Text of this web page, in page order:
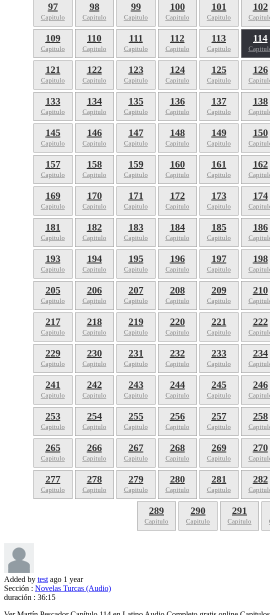
97
Capitulo
98
Capitulo
99
Capitulo
100
Capitulo
101
Capitulo
102
109
Capitulo
110
Capitulo
111
Capitulo
112
Capitulo
113
Capitulo
114
121
Capitulo
122
Capitulo
123
Capitulo
124
Capitulo
125
Capitulo
126
133
Capitulo
134
Capitulo
135
Capitulo
136
Capitulo
137
Capitulo
138
145
Capitulo
146
Capitulo
147
Capitulo
148
Capitulo
149
Capitulo
150
157
Capitulo
158
Capitulo
159
Capitulo
160
Capitulo
161
Capitulo
162
169
Capitulo
170
Capitulo
171
Capitulo
172
Capitulo
173
Capitulo
174
181
Capitulo
182
Capitulo
183
Capitulo
184
Capitulo
185
Capitulo
186
193
Capitulo
194
Capitulo
195
Capitulo
196
Capitulo
197
Capitulo
198
205
Capitulo
206
Capitulo
207
Capitulo
208
Capitulo
209
Capitulo
210
217
Capitulo
218
Capitulo
219
Capitulo
220
Capitulo
221
Capitulo
222
229
Capitulo
230
Capitulo
231
Capitulo
232
Capitulo
233
Capitulo
234
241
Capitulo
242
Capitulo
243
Capitulo
244
Capitulo
245
Capitulo
246
253
Capitulo
254
Capitulo
255
Capitulo
256
Capitulo
257
Capitulo
258
265
Capitulo
266
Capitulo
267
Capitulo
268
Capitulo
269
Capitulo
270
277
Capitulo
278
Capitulo
279
Capitulo
280
Capitulo
281
Capitulo
282
289
Capitulo
290
Capitulo
291
Capitulo
Added by test ago 1 year
Sección : Novelas Turcas (Audio)
duración : 36:15